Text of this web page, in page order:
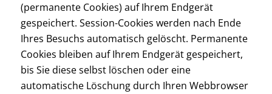
(permanente Cookies) auf Ihrem Endgerät
gespeichert. Session-Cookies werden nach Ende
Ihres Besuchs automatisch gelöscht. Permanente
Cookies bleiben auf Ihrem Endgerät gespeichert,
bis Sie diese selbst löschen oder eine
automatische Löschung durch Ihren Webbrowser